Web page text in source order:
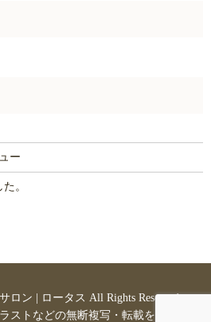
ー
。
ロン | ロータス All Rights Reserved.
ストなどの無断複写・転載を禁じま